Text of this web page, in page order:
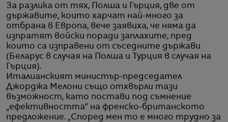
За разлика от тях, Полша и Гърция, две от
държавите, които харчат най-много за
отбрана в Европа, вече заявиха, че няма да
изпратят войски поради заплахите, пред
които са изправени от съседните държави
(Беларус в случая на Полша и Турция в случая на
Гърция).
Италианският министър-председател
Джорджа Мелони също отхвърли тази
възможност, като постави под съмнение
„ефективността“ на френско-британското
предложение. „Според мен то е много трудно за